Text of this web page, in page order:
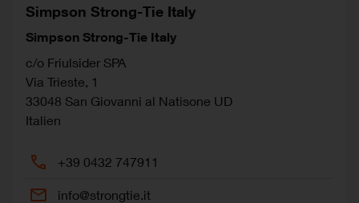
Simpson Strong-Tie Italy
Simpson Strong-Tie Italy
c/o Friulsider SPA
Via Trieste, 1
33048 San Giovanni al Natisone UD
Italien
+39 0432 747911
info@strongtie.it